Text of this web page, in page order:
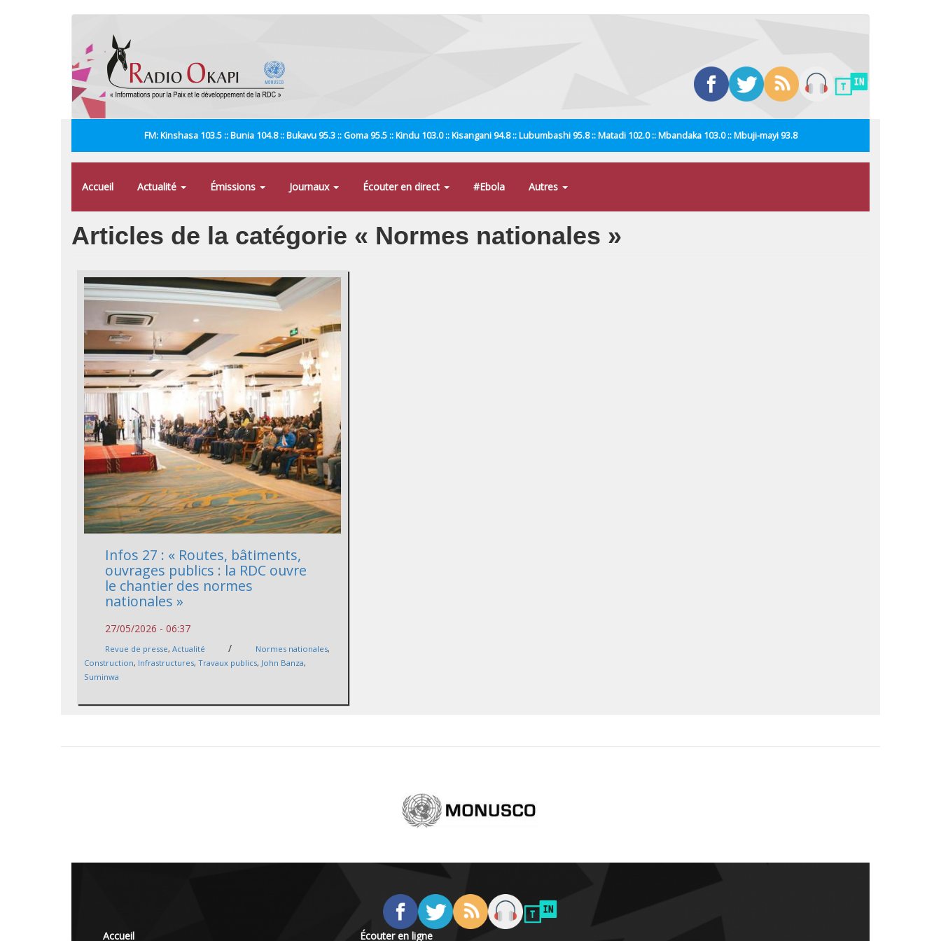
FM: Kinshasa 103.5 :: Bunia 104.8 :: Bukavu 95.3 :: Goma 95.5 :: Kindu 103.0 :: Kisangani 94.8 :: Lubumbashi 95.8 :: Matadi 102.0 :: Mbandaka 103.0 :: Mbuji-mayi 93.8
Accueil Actualité Émissions Journaux Écouter en direct #Ebola Autres
Articles de la catégorie « Normes nationales »
Infos 27 : « Routes, bâtiments,
ouvrages publics : la RDC ouvre
le chantier des normes
nationales »
27/05/2026 - 06:37
Revue de presse,Actualité / Normes nationales,
Construction, Infrastructures,Travaux publics, John Banza,
Suminwa
Accueil Écouter en ligne